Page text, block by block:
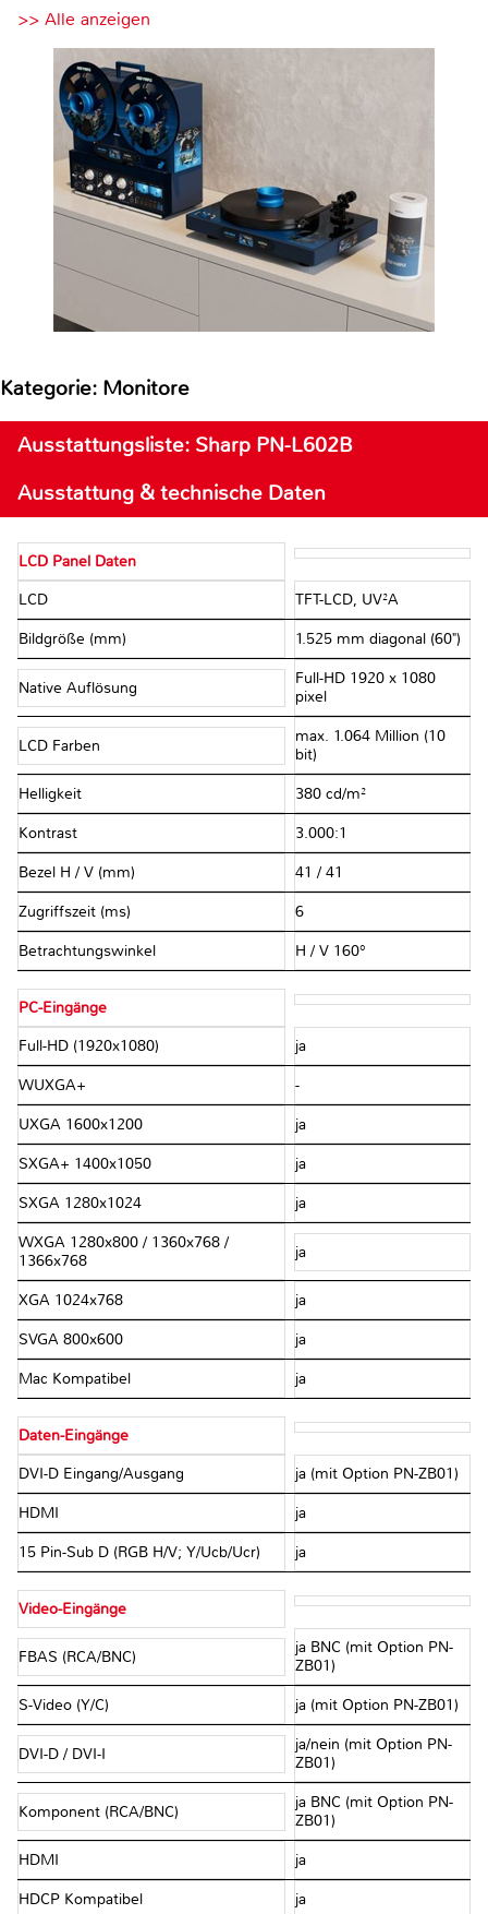
>> Alle anzeigen
Kategorie: Monitore
Ausstattungsliste: Sharp PN-L602B
Ausstattung & technische Daten
LCD Panel Daten
LCD TFT-LCD, UV²A
Bildgröße (mm) 1.525 mm diagonal (60")
Native Auflösung
Full-HD 1920 x 1080
pixel
LCD Farben
max. 1.064 Million (10
bit)
Helligkeit 380 cd/m²
Kontrast 3.000:1
Bezel H / V (mm) 41 / 41
Zugriffszeit (ms) 6
Betrachtungswinkel H / V 160°
PC-Eingänge
Full-HD (1920x1080) ja
WUXGA+ -
UXGA 1600x1200 ja
SXGA+ 1400x1050 ja
SXGA 1280x1024 ja
WXGA 1280x800 / 1360x768 /
1366x768
ja
XGA 1024x768 ja
SVGA 800x600 ja
Mac Kompatibel ja
Daten-Eingänge
DVI-D Eingang/Ausgang ja (mit Option PN-ZB01)
HDMI ja
15 Pin-Sub D (RGB H/V; Y/Ucb/Ucr) ja
Video-Eingänge
FBAS (RCA/BNC)
ja BNC (mit Option PN-
ZB01)
S-Video (Y/C) ja (mit Option PN-ZB01)
DVI-D / DVI-I
ja/nein (mit Option PN-
ZB01)
Komponent (RCA/BNC)
ja BNC (mit Option PN-
ZB01)
HDMI ja
HDCP Kompatibel ja